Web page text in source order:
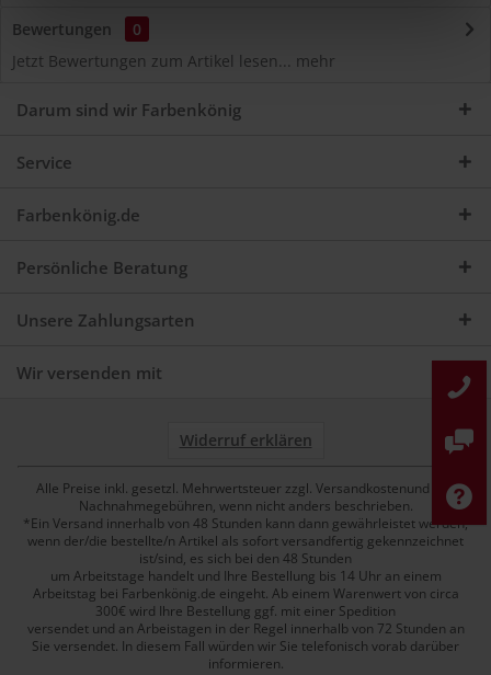
Bewertungen
0
Jetzt Bewertungen zum Artikel lesen... mehr
Darum sind wir Farbenkönig
Service
Farbenkönig.de
Persönliche Beratung
Unsere Zahlungsarten
Wir versenden mit
Widerruf erklären
Alle Preise inkl. gesetzl. Mehrwertsteuer zzgl. Versandkostenund ggf.
Nachnahmegebühren, wenn nicht anders beschrieben.
*Ein Versand innerhalb von 48 Stunden kann dann gewährleistet werden,
wenn der/die bestellte/n Artikel als sofort versandfertig gekennzeichnet
ist/sind, es sich bei den 48 Stunden
um Arbeitstage handelt und Ihre Bestellung bis 14 Uhr an einem
Arbeitstag bei Farbenkönig.de eingeht. Ab einem Warenwert von circa
300€ wird Ihre Bestellung ggf. mit einer Spedition
versendet und an Arbeistagen in der Regel innerhalb von 72 Stunden an
Sie versendet. In diesem Fall würden wir Sie telefonisch vorab darüber
informieren.